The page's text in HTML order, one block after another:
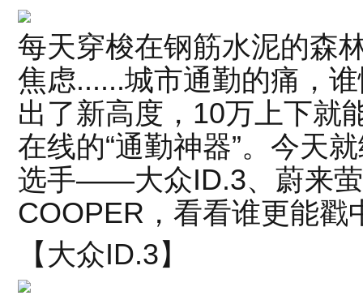
每天穿梭在钢筋水泥的森
焦虑......城市通勤的痛，
出了新高度，10万上下就
在线的“通勤神器”。今天
选手——大众ID.3、蔚来
COOPER，看看谁更能戳
【大众ID.3】